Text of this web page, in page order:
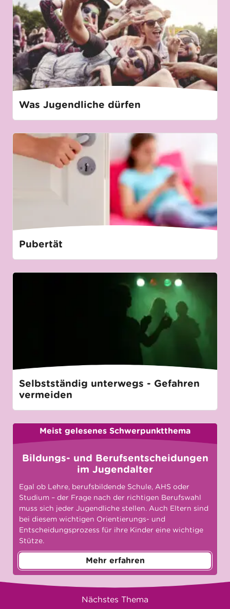
Was Jugendliche dürfen
Pubertät
Selbstständig unterwegs - Gefahren
vermeiden
Meist gelesenes Schwerpunktthema
Bildungs- und Berufsentscheidungen
im Jugendalter
Egal ob Lehre, berufsbildende Schule, AHS oder
Studium – der Frage nach der richtigen Berufswahl
muss sich jeder Jugendliche stellen. Auch Eltern sind
bei diesem wichtigen Orientierungs- und
Entscheidungsprozess für ihre Kinder eine wichtige
Stütze.
Mehr erfahren
Nächstes Thema